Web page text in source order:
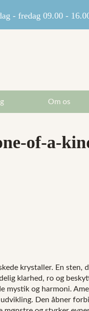
- fredag 09.00 -
Om os
of-a-
krystaller. En sten,
klarhed, ro og
mystik og harmoni.
Den åbner